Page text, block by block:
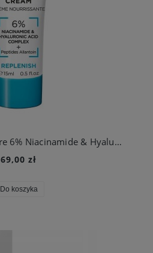
Miniaturka Elementre 6% Niacinamide & Hyaluronic Acid Nourishing Cream- Krem odżywczy (1)
69,00 zł
Do koszyka